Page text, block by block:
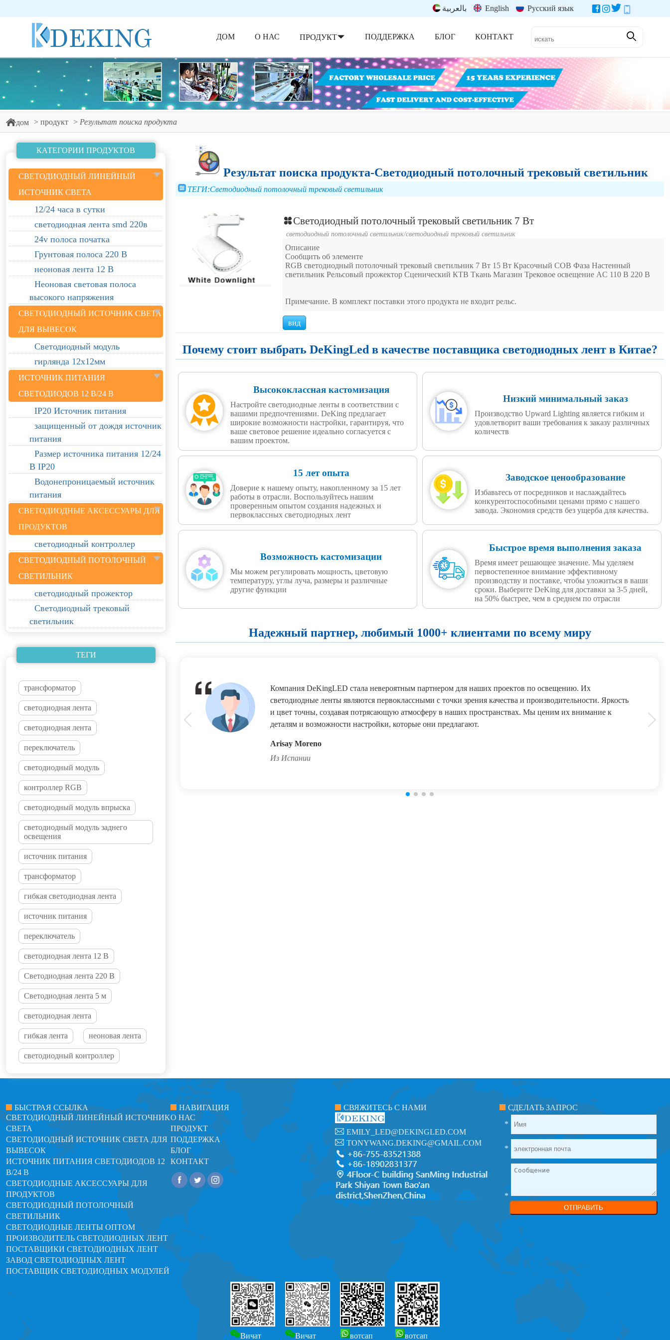
بالعربية English Русский язык
ДОМ О НАС ПРОДУКТ ПОДДЕРЖКА БЛОГ КОНТАКТ
дом продукт Результат поиска продукта
КАТЕГОРИИ ПРОДУКТОВ
СВЕТОДИОДНЫЙ ЛИНЕЙНЫЙ
ИСТОЧНИК СВЕТА
12/24 часа в сутки
светодиодная лента smd 220в
24v полоса початка
Грунтовая полоса 220 В
неоновая лента 12 В
Неоновая световая полоса
высокого напряжения
СВЕТОДИОДНЫЙ ИСТОЧНИК СВЕТА
ДЛЯ ВЫВЕСОК
Светодиодный модуль
гирлянда 12х12мм
ИСТОЧНИК ПИТАНИЯ
СВЕТОДИОДОВ 12 В/24 В
IP20 Источник питания
защищенный от дождя источник
питания
Размер источника питания 12/24
В IP20
Водонепроницаемый источник
питания
СВЕТОДИОДНЫЕ АКСЕССУАРЫ ДЛЯ
ПРОДУКТОВ
светодиодный контроллер
СВЕТОДИОДНЫЙ ПОТОЛОЧНЫЙ
СВЕТИЛЬНИК
светодиодный прожектор
Светодиодный трековый
светильник
ТЕГИ
трансформатор
светодиодная лента
светодиодная лента
переключатель
светодиодный модуль
контроллер RGB
светодиодный модуль впрыска
светодиодный модуль заднего
освещения
источник питания
трансформатор
гибкая светодиодная лента
источник питания
переключатель
светодиодная лента 12 В
Светодиодная лента 220 В
Светодиодная лента 5 м
светодиодная лента
гибкая лента неоновая лента
светодиодный контроллер
Результат поиска продукта-Светодиодный потолочный трековый светильник
ТЕГИ:Светодиодный потолочный трековый светильник
Светодиодный потолочный трековый светильник 7 Вт
светодиодный потолочный светильник/светодиодный трековый светильник
Описание
Сообщить об элементе
RGB светодиодный потолочный трековый светильник 7 Вт 15 Вт Красочный COB Фаза Настенный
светильник Рельсовый прожектор Сценический КТВ Ткань Магазин Трековое освещение AC 110 В 220 В
Примечание. В комплект поставки этого продукта не входит рельс.
вид
Почему стоит выбрать DeKingLed в качестве поставщика светодиодных лент в Китае?
Высококлассная кастомизация
Настройте светодиодные ленты в соответствии с
вашими предпочтениями. DeKing предлагает
широкие возможности настройки, гарантируя, что
ваше световое решение идеально согласуется с
вашим проектом.
Низкий минимальный заказ
Производство Upward Lighting является гибким и
удовлетворит ваши требования к заказу различных
количеств
15 лет опыта
Доверие к нашему опыту, накопленному за 15 лет
работы в отрасли. Воспользуйтесь нашим
проверенным опытом создания надежных и
первоклассных светодиодных лент
Заводское ценообразование
Избавьтесь от посредников и наслаждайтесь
конкурентоспособными ценами прямо с нашего
завода. Экономия средств без ущерба для качества.
Возможность кастомизации
Мы можем регулировать мощность, цветовую
температуру, углы луча, размеры и различные
другие функции
Быстрое время выполнения заказа
Время имеет решающее значение. Мы уделяем
первостепенное внимание эффективному
производству и поставке, чтобы уложиться в ваши
сроки. Выберите DeKing для доставки за 3-5 дней,
на 50% быстрее, чем в среднем по отрасли
Надежный партнер, любимый 1000+ клиентами по всему миру
Компания DeKingLED стала невероятным партнером для наших проектов по освещению. Их
светодиодные ленты являются первоклассными с точки зрения качества и производительности. Яркость
и цвет точны, создавая потрясающую атмосферу в наших пространствах. Мы ценим их внимание к
деталям и возможности настройки, которые они предлагают.
Arisay Moreno
Из Испании
БЫСТРАЯ ССЫЛКА
СВЕТОДИОДНЫЙ ЛИНЕЙНЫЙ ИСТОЧНИК
СВЕТА
СВЕТОДИОДНЫЙ ИСТОЧНИК СВЕТА ДЛЯ
ВЫВЕСОК
ИСТОЧНИК ПИТАНИЯ СВЕТОДИОДОВ 12
В/24 В
СВЕТОДИОДНЫЕ АКСЕССУАРЫ ДЛЯ
ПРОДУКТОВ
СВЕТОДИОДНЫЙ ПОТОЛОЧНЫЙ
СВЕТИЛЬНИК
СВЕТОДИОДНЫЕ ЛЕНТЫ ОПТОМ
ПРОИЗВОДИТЕЛЬ СВЕТОДИОДНЫХ ЛЕНТ
ПОСТАВЩИКИ СВЕТОДИОДНЫХ ЛЕНТ
ЗАВОД СВЕТОДИОДНЫХ ЛЕНТ
ПОСТАВЩИК СВЕТОДИОДНЫХ МОДУЛЕЙ
НАВИГАЦИЯ
О НАС
ПРОДУКТ
ПОДДЕРЖКА
БЛОГ
КОНТАКТ
СВЯЖИТЕСЬ С НАМИ
EMILY_LED@DEKINGLED.COM
TONYWANG.DEKING@GMAIL.COM
СДЕЛАТЬ ЗАПРОС
*
*
*
ОТПРАВИТЬ
Вичат Вичат вотсап вотсап